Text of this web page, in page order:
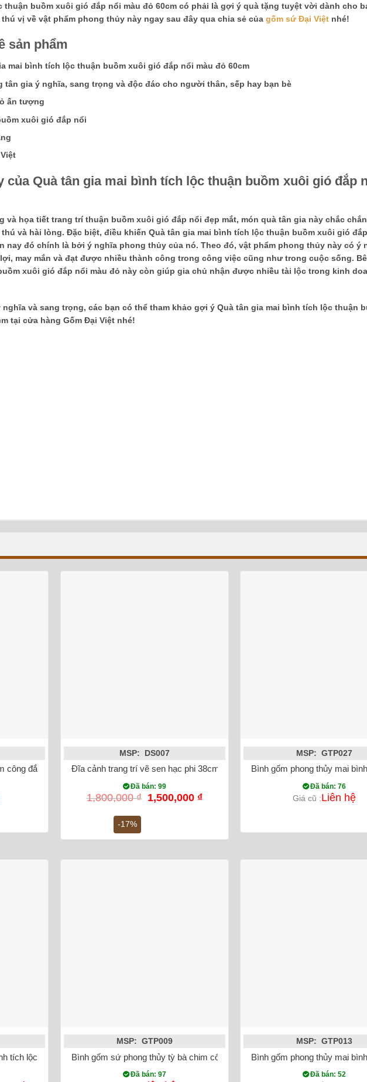
thuận buồm xuôi gió đắp nổi màu đỏ 60cm có phải là gợi ý quà tặng tuyệt vời dành cho
vị về vật phẩm phong thủy này ngay sau đây qua chia sẻ của gốm sứ Đại Việt nhé!
sản phẩm
mai bình tích lộc thuận buồm xuôi gió đắp nổi màu đỏ 60cm
tân gia ý nghĩa, sang trọng và độc đáo cho người thân, sếp hay bạn bè
ấn tượng
xuôi gió đắp nổi
của Quà tân gia mai bình tích lộc thuận buồm xuôi gió đắp
và họa tiết trang trí thuận buồm xuôi gió đắp nổi đẹp mắt, món quà tân gia này chắc
và hài lòng. Đặc biệt, điều khiến Quà tân gia mai bình tích lộc thuận buồm xuôi gió
nay đó chính là bởi ý nghĩa phong thủy của nó. Theo đó, vật phẩm phong thủy này có ý
may mắn và đạt được nhiều thành công trong công việc cũng như trong cuộc sống.
xuôi gió đắp nổi màu đỏ này còn giúp gia chủ nhận được nhiều tài lộc trong kinh
và sang trọng, các bạn có thể tham khảo gợi ý Quà tân gia mai bình tích lộc thuận
tại cửa hàng Gốm Đại Việt nhé!
công đắp nổi vẽ vàng màu đỏ
-17%
MSP: DS007
Đĩa cảnh trang trí vẽ sen hạc phi 38cm
Đã bán: 99
1,800,000₫ Giá
1,500,000 ₫Giá
1,500,000 ₫.
MSP: GTP027
Bình gốm phong thủy mai
Đã bán: 76
Giá cũ :Liên hệ
tích lộc chim công vẽ vàng màu đỏ
MSP: GTP009
Bình gốm sứ phong thủy tỳ bà chim công đắp nổi màu đỏ
Đã bán: 97
MSP: GTP013
Bình gốm phong thủy mai
Đã bán: 52